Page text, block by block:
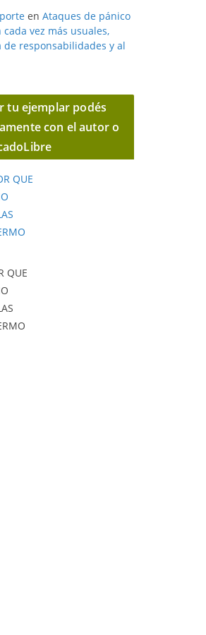
en Ataques de pánico
vez más usuales,
responsabilidades y al
tu ejemplar podés
con el autor o
QUE